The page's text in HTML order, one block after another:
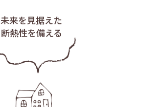
未来を見据えた
断熱性を備える